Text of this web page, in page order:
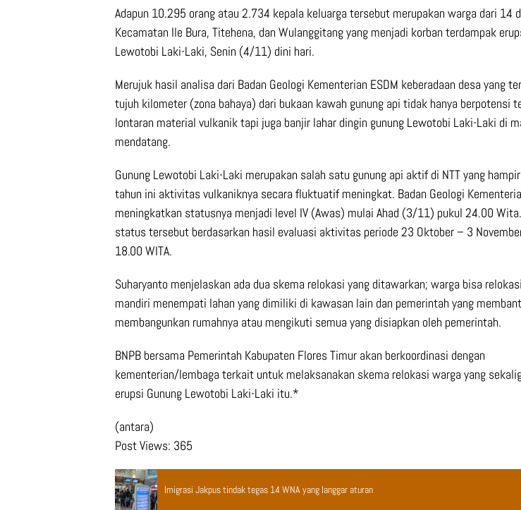
Adapun 10.295 orang atau 2.734 kepala keluarga tersebut merupakan warga dari 14
Kecamatan Ile Bura, Titehena, dan Wulanggitang yang menjadi korban terdampak
Lewotobi Laki-Laki, Senin (4/11) dini hari.
Merujuk hasil analisa dari Badan Geologi Kementerian ESDM keberadaan desa yang
tujuh kilometer (zona bahaya) dari bukaan kawah gunung api tidak hanya berpotensi
lontaran material vulkanik tapi juga banjir lahar dingin gunung Lewotobi Laki-Laki di
mendatang.
Gunung Lewotobi Laki-Laki merupakan salah satu gunung api aktif di NTT yang
tahun ini aktivitas vulkaniknya secara fluktuatif meningkat. Badan Geologi
meningkatkan statusnya menjadi level IV (Awas) mulai Ahad (3/11) pukul 24.00
status tersebut berdasarkan hasil evaluasi aktivitas periode 23 Oktober – 3
18.00 WITA.
Suharyanto menjelaskan ada dua skema relokasi yang ditawarkan; warga bisa
mandiri menempati lahan yang dimiliki di kawasan lain dan pemerintah yang
membangunkan rumahnya atau mengikuti semua yang disiapkan oleh pemerintah.
BNPB bersama Pemerintah Kabupaten Flores Timur akan berkoordinasi dengan
kementerian/lembaga terkait untuk melaksanakan skema relokasi warga yang
erupsi Gunung Lewotobi Laki-Laki itu.*
(antara)
Post Views: 365
Imigrasi Jakpus tindak tegas 14 WNA yang langgar aturan